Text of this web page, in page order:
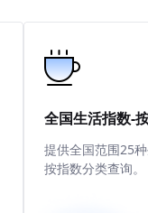
全国生活指数-
提供全国范围25
按指数分类查询。